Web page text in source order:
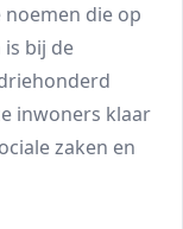
die op
bij de
inwoners klaar
zaken en